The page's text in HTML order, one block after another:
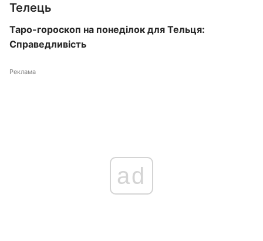
Телець
Таро-гороскоп на понеділок для Тельця:
Справедливість
Реклама
ad